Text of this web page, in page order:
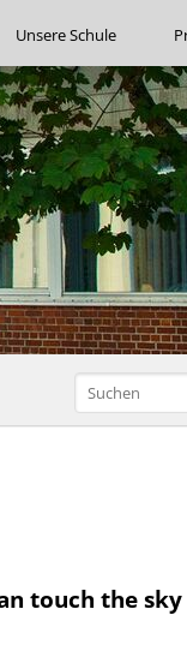
Unsere Schule
touch the sky